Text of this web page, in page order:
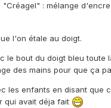
: mélange
l'on étale au doigt.
le bout du doigt bleu toute
des mains pour que ça
les enfants en disant que
qui avait déja fait